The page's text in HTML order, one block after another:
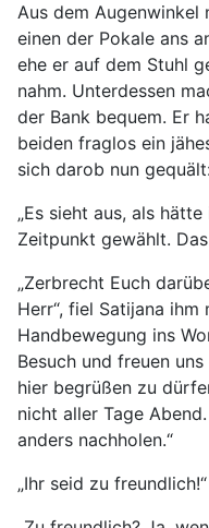
Aus dem Augenwinkel
einen der Pokale ans
ehe er auf dem Stuhl
nahm. Unterdessen
der Bank bequem. Er
beiden fraglos ein
sich darob nun
„Es sieht aus, als
Zeitpunkt gewählt.
„Zerbrecht Euch
Herr“, fiel Satijana
Handbewegung ins
Besuch und freuen
hier begrüßen zu
nicht aller Tage
anders nachholen.“
„Ihr seid zu freundlich!“